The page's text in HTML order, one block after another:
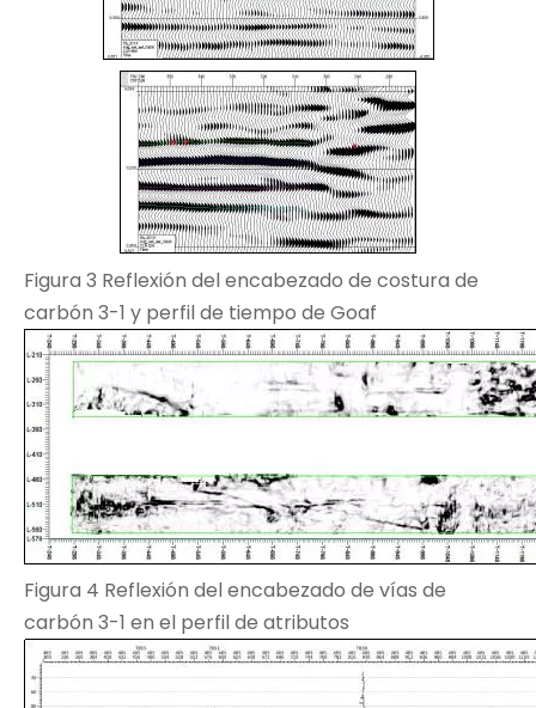
Figura 3 Reflexión del encabezado de costura de
carbón 3-1 y perfil de tiempo de Goaf
Figura 4 Reflexión del encabezado de vías de
carbón 3-1 en el perfil de atributos